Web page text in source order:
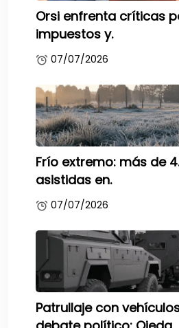
Orsi enfrenta críticas
impuestos y.
07/07/2026
Frío extremo: más de
asistidas en.
07/07/2026
Patrullaje con